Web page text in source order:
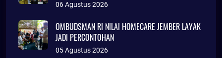
ADMINDUK
06 Agustus 2026
OMBUDSMAN RI NILAI HOMECARE JEMBER LAYAK
JADI PERCONTOHAN
05 Agustus 2026